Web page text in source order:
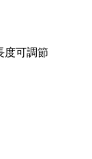
度可調節